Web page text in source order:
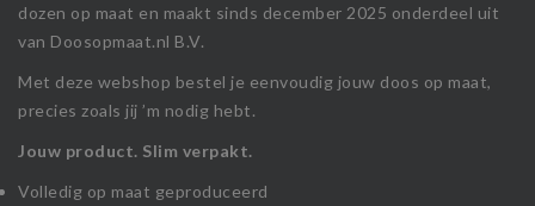
dozen op maat en maakt sinds december 2025 onderdeel uit
van Doosopmaat.nl B.V.
Met deze webshop bestel je eenvoudig jouw doos op maat,
precies zoals jij ’m nodig hebt.
Jouw product. Slim verpakt.
Volledig op maat geproduceerd